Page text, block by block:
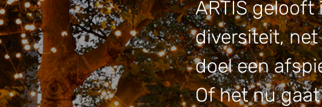
ARTIS
diversiteit,
doel een
Of het nu